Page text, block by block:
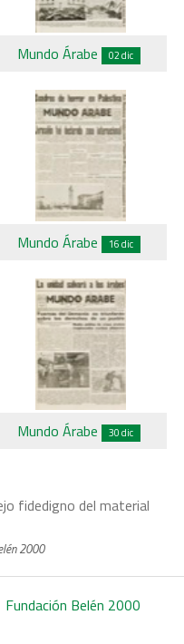
Mundo Árabe 02 dic
Mundo Árabe 16 dic
Mundo Árabe 30 dic
fidedigno del material
2000
Fundación Belén 2000